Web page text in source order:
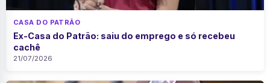
CASA DO PATRÃO
Ex-Casa do Patrão: saiu do emprego e só recebeu
cachê
21/07/2026